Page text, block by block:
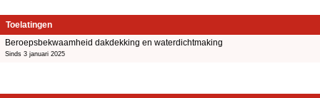
Toelatingen
Beroepsbekwaamheid dakdekking en waterdichtmaking
Sinds 3 januari 2025